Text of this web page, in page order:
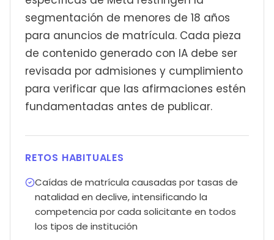
segmentación de menores de 18 años
para anuncios de matrícula. Cada pieza
de contenido generado con IA debe ser
revisada por admisiones y cumplimiento
para verificar que las afirmaciones estén
fundamentadas antes de publicar.
RETOS HABITUALES
Caídas de matrícula causadas por tasas de
natalidad en declive, intensificando la
competencia por cada solicitante en todos
los tipos de institución